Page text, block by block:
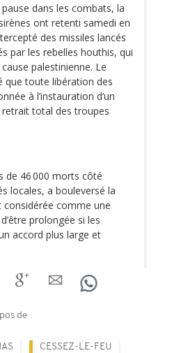
dans les combats, la
ont retenti samedi en
des missiles lancés
par les rebelles houthis, qui
palestinienne. Le
que toute libération des
à l’instauration d’un
total des troupes
de 46 000 morts côté
locales, a bouleversé la
comme une
prolongée si les
accord plus large et
de
CESSEZ-LE-FEU